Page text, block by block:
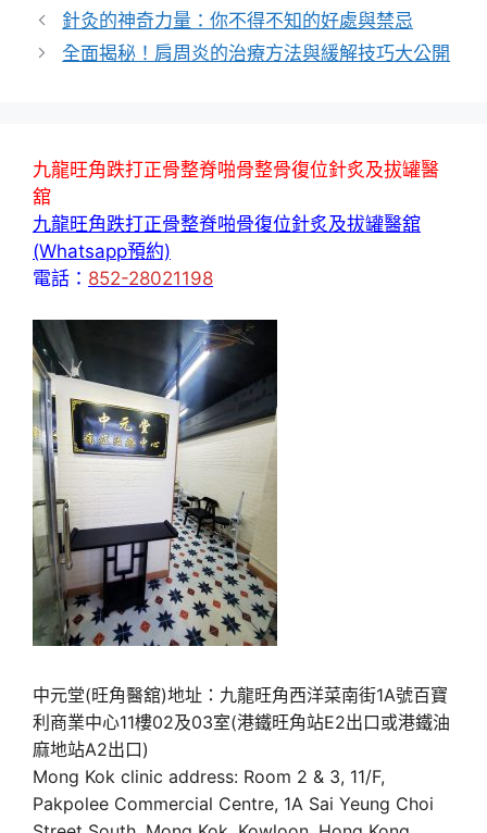
針灸的神奇力量：你不得不知的好處與禁忌
全面揭秘！肩周炎的治療方法與緩解技巧大公開
九龍旺角跌打正骨整脊啪骨整骨復位針炙及拔罐醫
舘
九龍旺角跌打正骨整脊啪骨復位針炙及拔罐醫舘
(Whatsapp預約)
電話： 852-28021198
中元堂(旺角醫舘)地址：九龍旺角西洋菜南街1A號百寶
利商業中心11樓02及03室(港鐵旺角站E2出口或港鐵油
麻地站A2出口)
Mong Kok clinic address: Room 2 & 3, 11/F,
Pakpolee Commercial Centre, 1A Sai Yeung Choi